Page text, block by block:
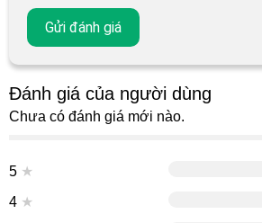
Đánh giá của người dùng
Chưa có đánh giá mới nào.
5 ★
4 ★